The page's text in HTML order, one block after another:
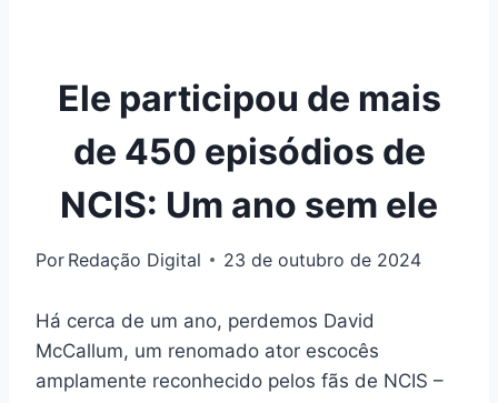
Ele participou de mais
de 450 episódios de
NCIS: Um ano sem ele
Por Redação Digital 23 de outubro de 2024
Há cerca de um ano, perdemos David
McCallum, um renomado ator escocês
amplamente reconhecido pelos fãs de NCIS –